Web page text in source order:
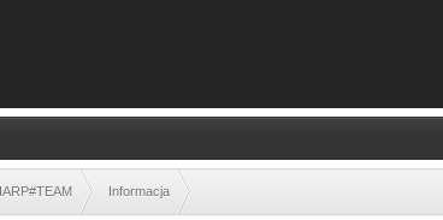
Informacja